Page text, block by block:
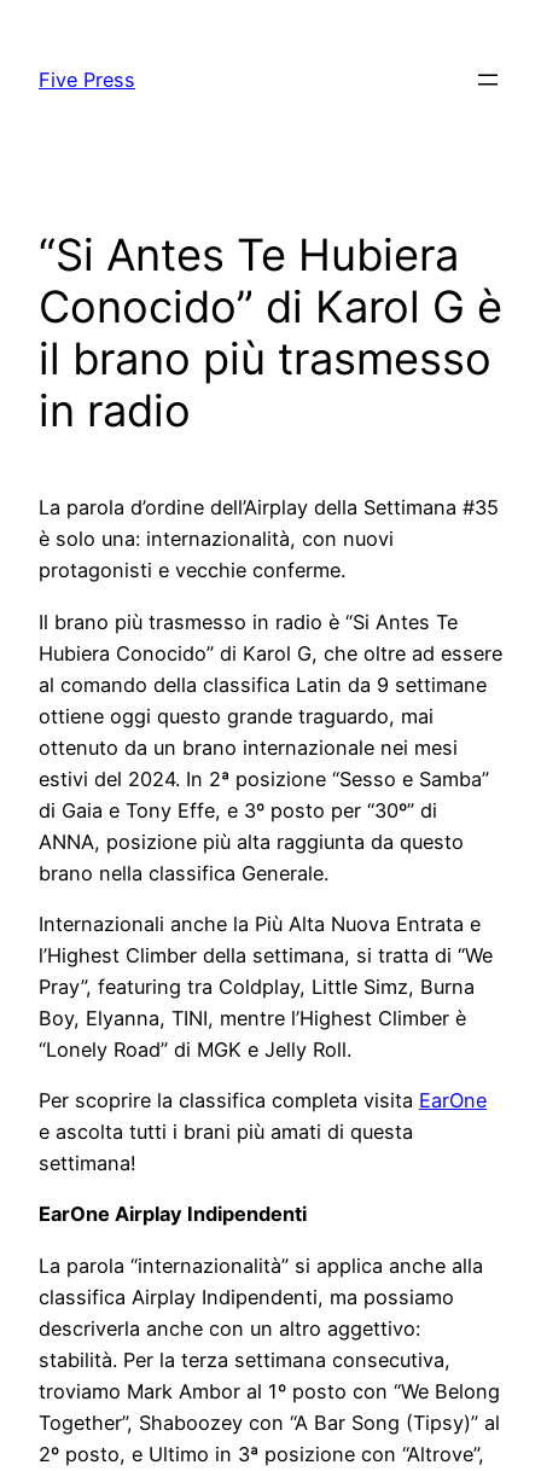
content
Five Press
“Si Antes Te Hubiera
Conocido” di Karol G è
il brano più trasmesso
in radio
La parola d’ordine dell’Airplay della Settimana #35
è solo una: internazionalità, con nuovi
protagonisti e vecchie conferme.
Il brano più trasmesso in radio è “Si Antes Te
Hubiera Conocido” di Karol G, che oltre ad essere
al comando della classifica Latin da 9 settimane
ottiene oggi questo grande traguardo, mai
ottenuto da un brano internazionale nei mesi
estivi del 2024. In 2ª posizione “Sesso e Samba”
di Gaia e Tony Effe, e 3º posto per “30º” di
ANNA, posizione più alta raggiunta da questo
brano nella classifica Generale.
Internazionali anche la Più Alta Nuova Entrata e
l’Highest Climber della settimana, si tratta di “We
Pray”, featuring tra Coldplay, Little Simz, Burna
Boy, Elyanna, TINI, mentre l’Highest Climber è
“Lonely Road” di MGK e Jelly Roll.
Per scoprire la classifica completa visita EarOne
e ascolta tutti i brani più amati di questa
settimana!
EarOne Airplay Indipendenti
La parola “internazionalità” si applica anche alla
classifica Airplay Indipendenti, ma possiamo
descriverla anche con un altro aggettivo:
stabilità. Per la terza settimana consecutiva,
troviamo Mark Ambor al 1º posto con “We Belong
Together”, Shaboozey con “A Bar Song (Tipsy)” al
2º posto, e Ultimo in 3ª posizione con “Altrove”,